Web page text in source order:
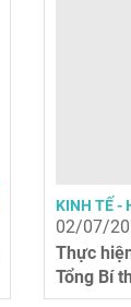
KINH TẾ -
02/07/
Thực
Tổng Bí
nhấn